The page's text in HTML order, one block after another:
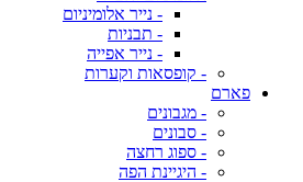
- נייר אלומיניום
- תבניות
- נייר אפייה
- קופסאות וקערות
פארם
- מגבונים
- סבונים
- ספוג רחצה
- היגיינת הפה